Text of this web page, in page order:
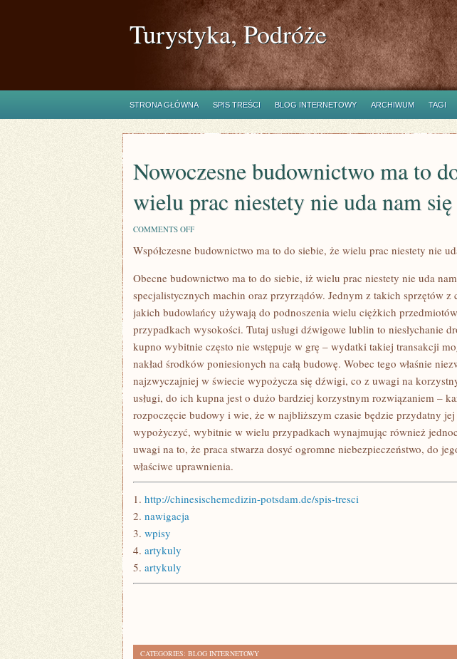
Turystyka, Podróże
STRONA GŁÓWNA SPIS TREŚCI BLOG INTERNETOWY ARCHIWUM TAGI
Nowoczesne budownictwo ma to
wielu prac niestety nie uda nam
COMMENTS OFFON
BUDOWNICTWO
DO
SIEBIE,
IŻ
WIELU
NIESTETY
NIE
NAM
SIĘ
WYKONAĆ
Współczesne budownictwo ma to do siebie, że wielu prac niestety nie
Obecne budownictwo ma to do siebie, iż wielu prac niestety nie uda
specjalistycznych machin oraz przyrządów. Jednym z takich sprzętów z
jakich budowlańcy używają do podnoszenia wielu ciężkich
przypadkach wysokości. Tutaj usługi dźwigowe lublin to niesłychanie
kupno wybitnie często nie wstępuje w grę – wydatki takiej transakcji
nakład środków poniesionych na całą budowę. Wobec tego właśnie
najzwyczajniej w świecie wypożycza się dźwigi, co z uwagi na
usługi, do ich kupna jest o dużo bardziej korzystnym rozwiązaniem –
rozpoczęcie budowy i wie, że w najbliższym czasie będzie przydatny
wypożyczyć, wybitnie w wielu przypadkach wynajmując również
uwagi na to, że praca stwarza dosyć ogromne niebezpieczeństwo, do
właściwe uprawnienia.
1. http://chinesischemedizin-potsdam.de/spis-tresci
2. nawigacja
3. wpisy
4. artykuly
5. artykuly
CATEGORIES: BLOG INTERNETOWY